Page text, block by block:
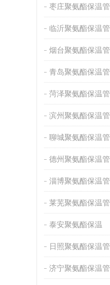
枣庄聚氨酯保温管
临沂聚氨酯保温管
烟台聚氨酯保温管
青岛聚氨酯保温管
菏泽聚氨酯保温管
滨州聚氨酯保温管
聊城聚氨酯保温管
德州聚氨酯保温管
淄博聚氨酯保温管
莱芜聚氨酯保温管
泰安聚氨酯保温
日照聚氨酯保温管
济宁聚氨酯保温管